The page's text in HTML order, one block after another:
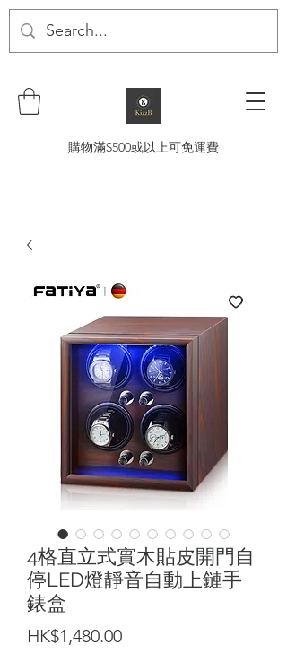
購物滿$500或以上可免運費
4格直立式實木貼皮開門自
停LED燈靜音自動上鏈手
錶盒
HK$1,480.00價